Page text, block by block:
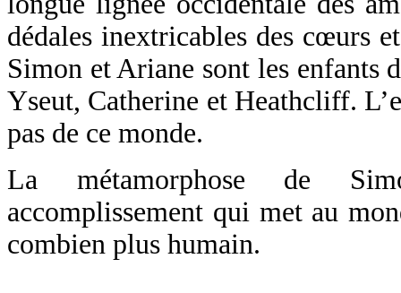
dédales inextricables des cœurs
Simon et Ariane sont les enfants
Yseut, Catherine et Heathcliff.
pas de ce monde.
La métamorphose de
accomplissement qui met au
combien plus humain.